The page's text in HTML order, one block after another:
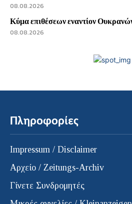
08.08.2026
Κύμα επιθέσεων εναντίον
08.08.2026
Πληροφορίες
Impressum / Disclaimer
Αρχείο / Zeitungs-Archiv
Γίνετε Συνδρομητές